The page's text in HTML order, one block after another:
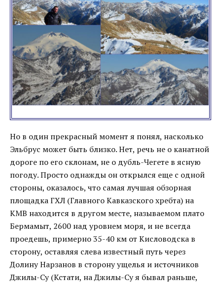
Но в один прекрасный момент я понял, насколько
Эльбрус может быть близко. Нет, речь не о канатной
дороге по его склонам, не о дубль-Чегете в ясную
погоду. Просто однажды он открылся еще с одной
стороны, оказалось, что самая лучшая обзорная
площадка ГХЛ (Главного Кавказского хребта) на
КМВ находится в другом месте, называемом плато
Бермамыт, 2600 над уровнем моря, и не всегда
проедешь, примерно 35-40 км от Кисловодска в
сторону, оставляя слева известный путь через
Долину Нарзанов в сторону ущелья и источников
Джилы-Су (Кстати, на Джилы-Су я бывал раньше,